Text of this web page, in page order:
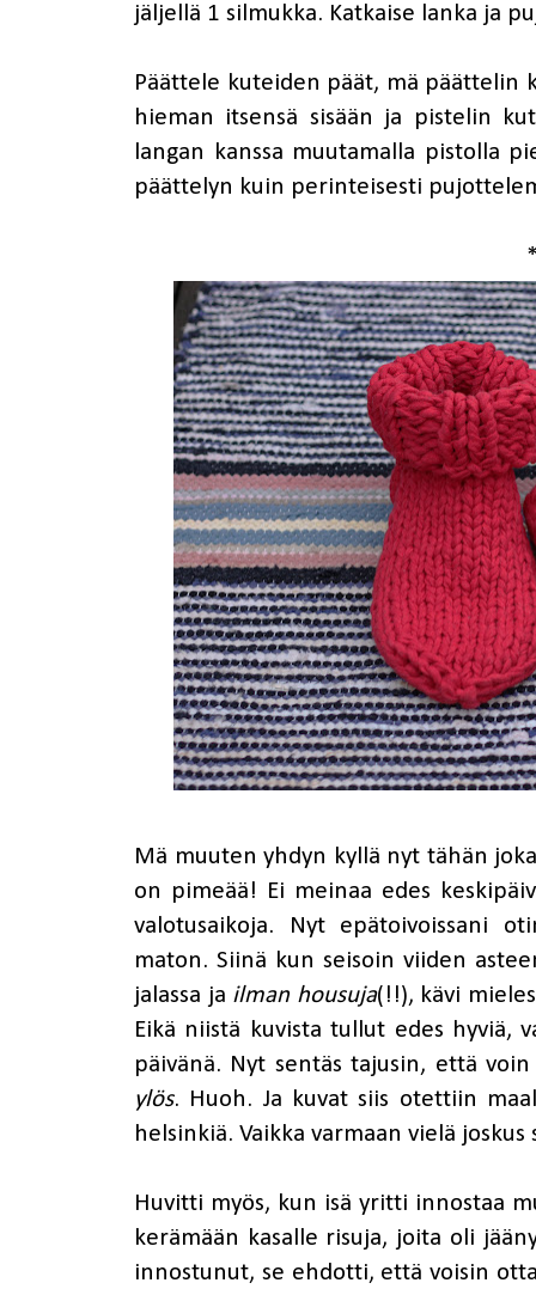
jäljellä 1 silmukka. Katkaise lanka ja
Päättele kuteiden päät, mä päättelin
hieman itsensä sisään ja pistelin
langan kanssa muutamalla pistolla
päättelyn kuin perinteisesti
Mä muuten yhdyn kyllä nyt tähän
on pimeää! Ei meinaa edes
valotusaikoja. Nyt epätoivoissani
maton. Siinä kun seisoin viiden
jalassa ja ilman housuja(!!), kävi
Eikä niistä kuvista tullut edes hyviä,
päivänä. Nyt sentäs tajusin, että
ylös. Huoh. Ja kuvat siis otettiin
helsinkiä. Vaikka varmaan vielä
Huvitti myös, kun isä yritti innostaa
kerämään kasalle risuja, joita oli
innostunut, se ehdotti, että voisin